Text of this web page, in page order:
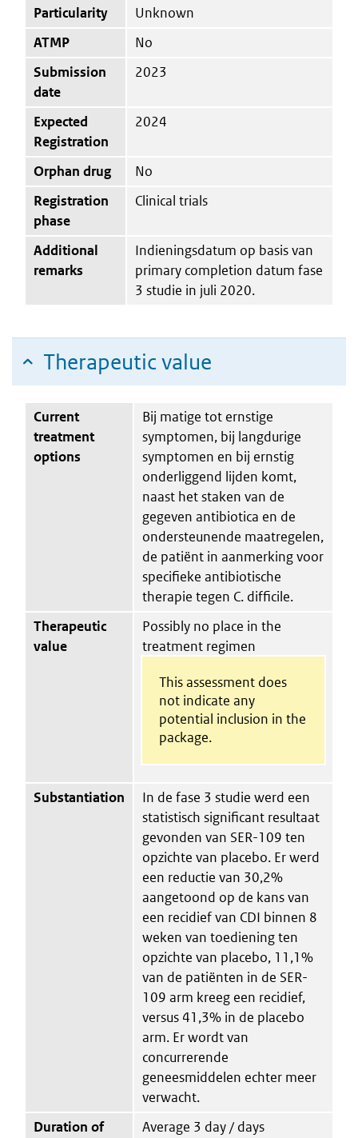
Particularity
Unknown
ATMP
No
Submission
date
2023
Expected
Registration
2024
Orphan drug
No
Registration
phase
Clinical trials
Additional
remarks
Indieningsdatum op basis van
primary completion datum fase
3 studie in juli 2020.
Therapeutic value
Current
treatment
options
Bij matige tot ernstige
symptomen, bij langdurige
symptomen en bij ernstig
onderliggend lijden komt,
naast het staken van de
gegeven antibiotica en de
ondersteunende maatregelen,
de patiënt in aanmerking voor
specifieke antibiotische
therapie tegen C. difficile.
Therapeutic
value
Possibly no place in the
treatment regimen
This assessment does
not indicate any
potential inclusion in the
package.
Substantiation
In de fase 3 studie werd een
statistisch significant resultaat
gevonden van SER-109 ten
opzichte van placebo. Er werd
een reductie van 30,2%
aangetoond op de kans van
een recidief van CDI binnen 8
weken van toediening ten
opzichte van placebo, 11,1%
van de patiënten in de SER-
109 arm kreeg een recidief,
versus 41,3% in de placebo
arm. Er wordt van
concurrerende
geneesmiddelen echter meer
verwacht.
Duration of
Average 3 day / days